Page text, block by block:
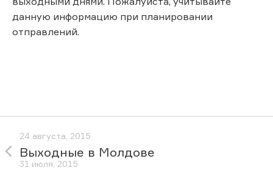
данную информацию при планировании
отправлений.
24 августа, 2015
Выходные в Молдове
31 июля, 2015